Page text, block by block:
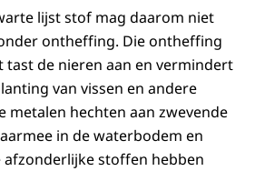
lijst stof mag daarom niet
ontheffing. Die ontheffing
tast de nieren aan en vermindert
van vissen en andere
metalen hechten aan zwevende
in de waterbodem en
afzonderlijke stoffen hebben